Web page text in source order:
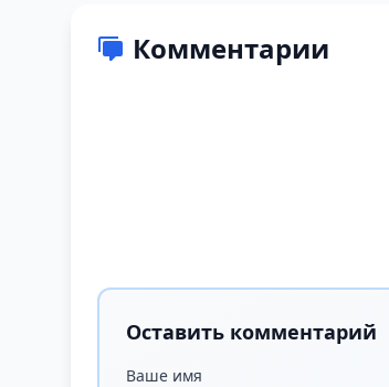
Комментарии
Оставить комментарий
Ваше имя